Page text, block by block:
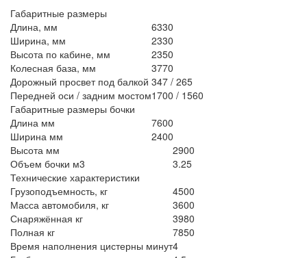
Габаритные размеры
Длина, мм
6330
Ширина, мм
2330
Высота по кабине, мм
2350
Колесная база, мм
3770
Дорожный просвет под балкой 347 / 265
Передней оси / задним мостом1700 / 1560
Габаритные размеры бочки
Длина мм
7600
Ширина мм
2400
Высота мм
2900
Объем бочки м3
3.25
Технические характеристики
Грузоподъемность, кг
4500
Масса автомобиля, кг
3600
Снаряжённая кг
3980
Полная кг
7850
Время наполнения цистерны минут4